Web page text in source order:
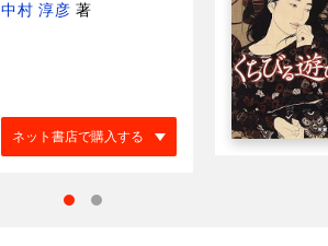
中村 淳彦 著
ネット書店で購入する